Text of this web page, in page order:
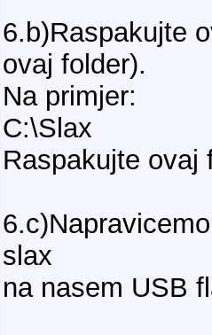
6.b)Raspakujte
ovaj folder).
Na primjer:
C:\Slax
Raspakujte ovaj
slax
na nasem USB